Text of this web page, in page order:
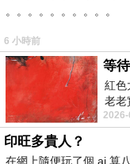
。。。。。。。。。。
6 小時前
等
紅色
老老
向裂
印旺多貴人？
在網上隨便玩了個 ai 算